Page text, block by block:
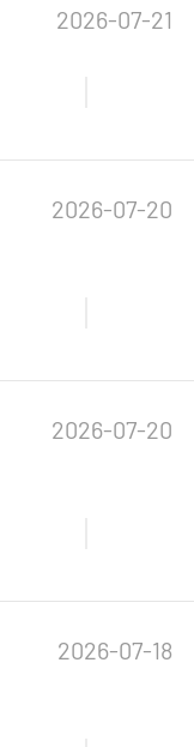
2026-07-21
2026-07-20
2026-07-20
2026-07-18